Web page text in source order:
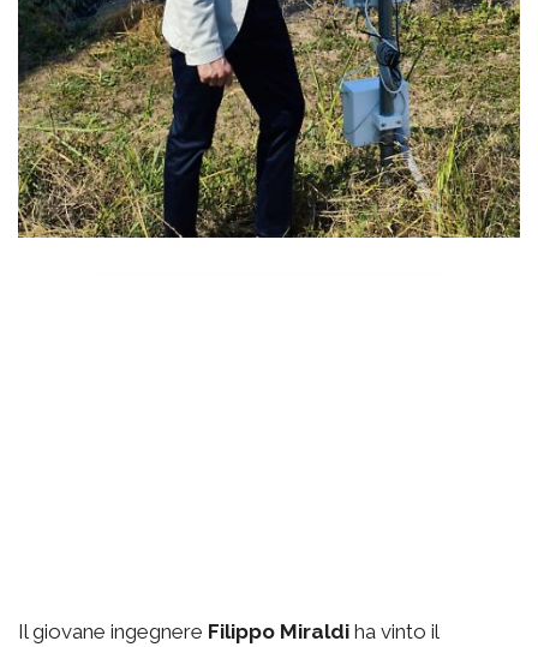
Il giovane ingegnere Filippo Miraldi ha vinto il